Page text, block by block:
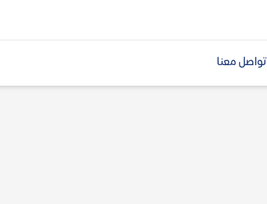
تواصل معنا